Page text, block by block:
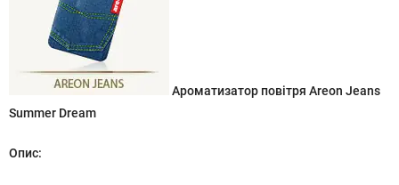
Ароматизатор повітря Areon Jeans
Summer Dream
Опис: